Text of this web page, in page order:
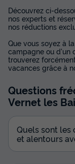
Découvrez ci-
nos experts et
nos réductions
Que vous soyez à
campagne ou d'un
trouverez
vacances grâce à
Questions
Vernet les
Quels sont les
et alentours